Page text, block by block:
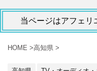
当ページはアフェリ
HOME >高知県 >